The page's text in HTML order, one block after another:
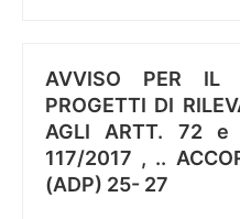
AVVISO PER IL
PROGETTI DI
AGLI ARTT. 72
117/2017 , ..
(ADP) 25- 27